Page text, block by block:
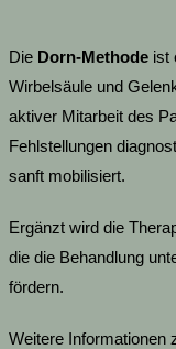
Die Dorn-Methode ist
Wirbelsäule und
aktiver Mitarbeit des
Fehlstellungen
sanft mobilisiert.
Ergänzt wird die
die die Behandlung
fördern.
Weitere Informationen